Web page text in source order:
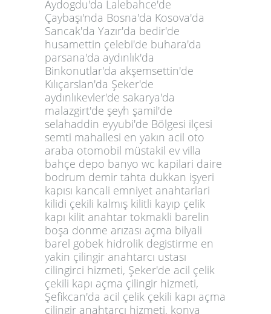
Aydogdu'da Lalebahce'de
Çaybaşı'nda Bosna'da Kosova'da
Sancak'da Yazır'da bedir'de
husamettin çelebi'de buhara'da
parsana'da aydınlık'da
Binkonutlar'da akşemsettin'de
Kılıçarslan'da Şeker'de
aydınlıkevler'de sakarya'da
malazgirt'de şeyh şamil'de
selahaddin eyyubi'de Bölgesi ilçesi
semti mahallesi en yakın acil oto
araba otomobil müstakil ev villa
bahçe depo banyo wc kapilari daire
bodrum demir tahta dukkan işyeri
kapısı kancali emniyet anahtarlari
kilidi çekili kalmış kilitli kayıp çelik
kapı kilit anahtar tokmakli barelin
boşa donme arızası açma bilyali
barel gobek hidrolik degistirme en
yakin çilingir anahtarcı ustası
cilingirci hizmeti, Şeker'de acil çelik
çekili kapı açma çilingir hizmeti,
Şefikcan'da acil çelik çekili kapı açma
çilingir anahtarcı hizmeti, konya